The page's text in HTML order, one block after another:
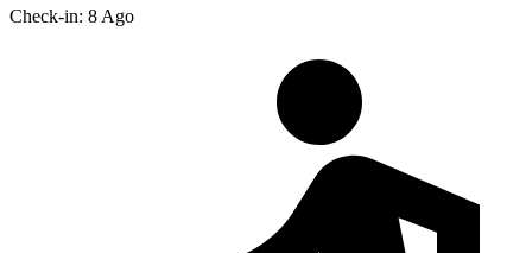
Check-in: 8 Ago